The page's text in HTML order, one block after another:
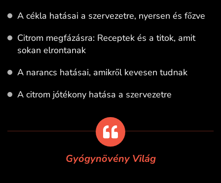
A cékla hatásai a szervezetre, nyersen és főzve
Citrom megfázásra: Receptek és a titok, amit
sokan elrontanak
A narancs hatásai, amikről kevesen tudnak
A citrom jótékony hatása a szervezetre
Gyógynövény Világ